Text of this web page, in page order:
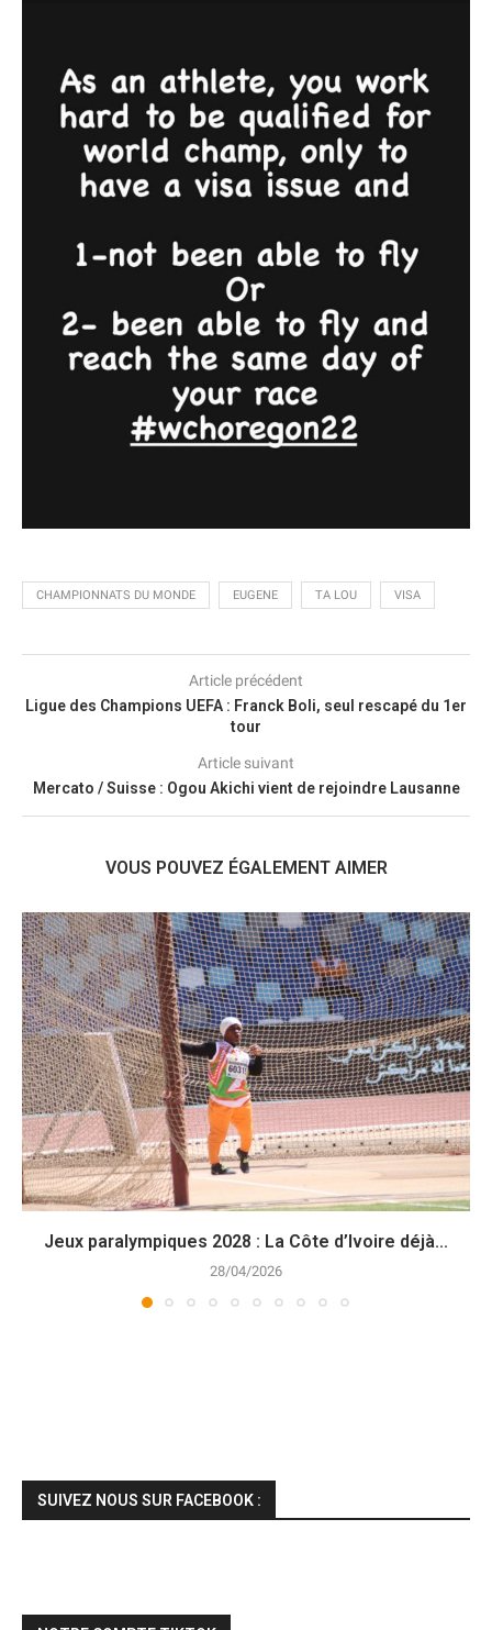
CHAMPIONNATS DU MONDE EUGENE TA LOU VISA
Article précédent
Ligue des Champions UEFA : Franck Boli, seul rescapé du 1er
tour
Article suivant
Mercato / Suisse : Ogou Akichi vient de rejoindre Lausanne
VOUS POUVEZ ÉGALEMENT AIMER
Jeux paralympiques 2028 : La Côte d’Ivoire déjà...
28/04/2026
SUIVEZ NOUS SUR FACEBOOK :